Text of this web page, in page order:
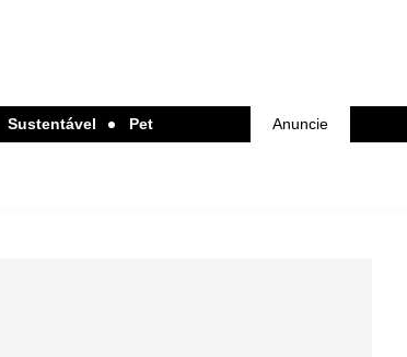
Sustentável Pet Anuncie